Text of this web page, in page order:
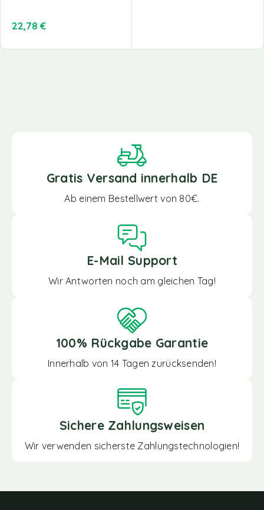
22,78 €
Gratis Versand innerhalb DE
Ab einem Bestellwert von 80€.
E-Mail Support
Wir Antworten noch am gleichen Tag!
100% Rückgabe Garantie
Innerhalb von 14 Tagen zurücksenden!
Sichere Zahlungsweisen
Wir verwenden sicherste Zahlungstechnologien!